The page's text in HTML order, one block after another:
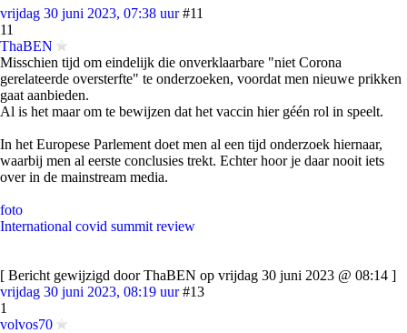
vrijdag 30 juni 2023, 07:38 uur #11
11
ThaBEN
Misschien tijd om eindelijk die onverklaarbare "niet Corona
gerelateerde oversterfte" te onderzoeken, voordat men nieuwe prikken
gaat aanbieden.
Al is het maar om te bewijzen dat het vaccin hier géén rol in speelt.
In het Europese Parlement doet men al een tijd onderzoek hiernaar,
waarbij men al eerste conclusies trekt. Echter hoor je daar nooit iets
over in de mainstream media.
foto
International covid summit review
[ Bericht gewijzigd door ThaBEN op vrijdag 30 juni 2023 @ 08:14 ]
vrijdag 30 juni 2023, 08:19 uur #13
1
volvos70